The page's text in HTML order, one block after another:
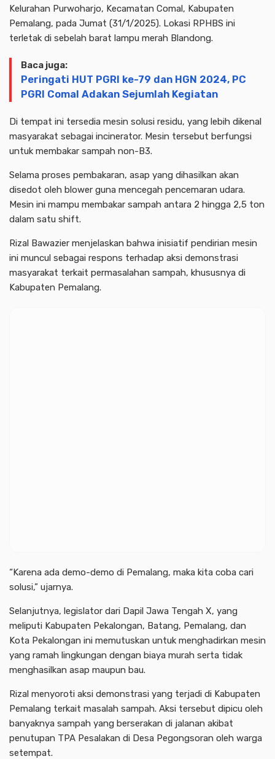
Kelurahan Purwoharjo, Kecamatan Comal, Kabupaten
Pemalang, pada Jumat (31/1/2025). Lokasi RPHBS ini
terletak di sebelah barat lampu merah Blandong.
Baca juga:
Peringati HUT PGRI ke-79 dan HGN 2024, PC
PGRI Comal Adakan Sejumlah Kegiatan
Di tempat ini tersedia mesin solusi residu, yang lebih dikenal
masyarakat sebagai incinerator. Mesin tersebut berfungsi
untuk membakar sampah non-B3.
Selama proses pembakaran, asap yang dihasilkan akan
disedot oleh blower guna mencegah pencemaran udara.
Mesin ini mampu membakar sampah antara 2 hingga 2,5 ton
dalam satu shift.
Rizal Bawazier menjelaskan bahwa inisiatif pendirian mesin
ini muncul sebagai respons terhadap aksi demonstrasi
masyarakat terkait permasalahan sampah, khususnya di
Kabupaten Pemalang.
“Karena ada demo-demo di Pemalang, maka kita coba cari
solusi,” ujarnya.
Selanjutnya, legislator dari Dapil Jawa Tengah X, yang
meliputi Kabupaten Pekalongan, Batang, Pemalang, dan
Kota Pekalongan ini memutuskan untuk menghadirkan mesin
yang ramah lingkungan dengan biaya murah serta tidak
menghasilkan asap maupun bau.
Rizal menyoroti aksi demonstrasi yang terjadi di Kabupaten
Pemalang terkait masalah sampah. Aksi tersebut dipicu oleh
banyaknya sampah yang berserakan di jalanan akibat
penutupan TPA Pesalakan di Desa Pegongsoran oleh warga
setempat.